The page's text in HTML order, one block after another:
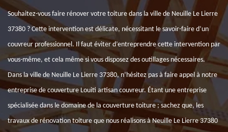
Souhaitez-vous faire rénover votre toiture dans la ville de Neuille Le Lierre
37380 ? Cette intervention est délicate, nécessitant le savoir-faire d’un
couvreur professionnel. Il faut éviter d’entreprendre cette intervention par
vous-même, et cela même si vous disposez des outillages nécessaires.
Dans la ville de Neuille Le Lierre 37380, n’hésitez pas à faire appel à notre
entreprise de couverture Louiti artisan couvreur. Étant une entreprise
spécialisée dans le domaine de la couverture toiture ; sachez que, les
travaux de rénovation toiture que nous réalisons à Neuille Le Lierre 37380